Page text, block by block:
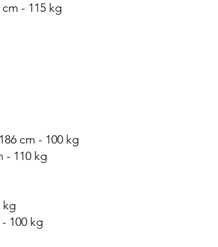
cm - 115 kg
cm - 100 kg
- 110 kg
kg
100 kg